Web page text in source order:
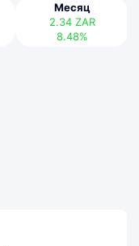
Месяц
2.34 ZAR
8.48%